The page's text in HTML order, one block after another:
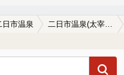
日市温泉 二日市温泉(太宰府)のサウナ施設おすすめ1選(2026年版)